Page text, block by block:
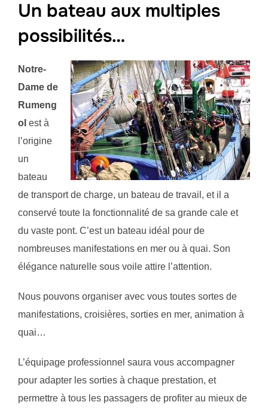
Un bateau aux multiples
possibilités…
Notre-
Dame de
Rumeng
ol est à
l’origine
un
bateau
de transport de charge, un bateau de travail, et il a
conservé toute la fonctionnalité de sa grande cale et
du vaste pont. C’est un bateau idéal pour de
nombreuses manifestations en mer ou à quai. Son
élégance naturelle sous voile attire l’attention.
Nous pouvons organiser avec vous toutes sortes de
manifestations, croisières, sorties en mer, animation à
quai…
L’équipage professionnel saura vous accompagner
pour adapter les sorties à chaque prestation, et
permettre à tous les passagers de profiter au mieux de